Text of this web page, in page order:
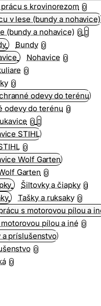
s krovinorezom 0
(bundy a nohavice) 0
Bundy 0
Nohavice 0
0
0
odevy do terénu 0
0
0
Garten 0
Šiltovky a čiapky 0
Tašky a ruksaky 0
pílou a iné 0
0
0